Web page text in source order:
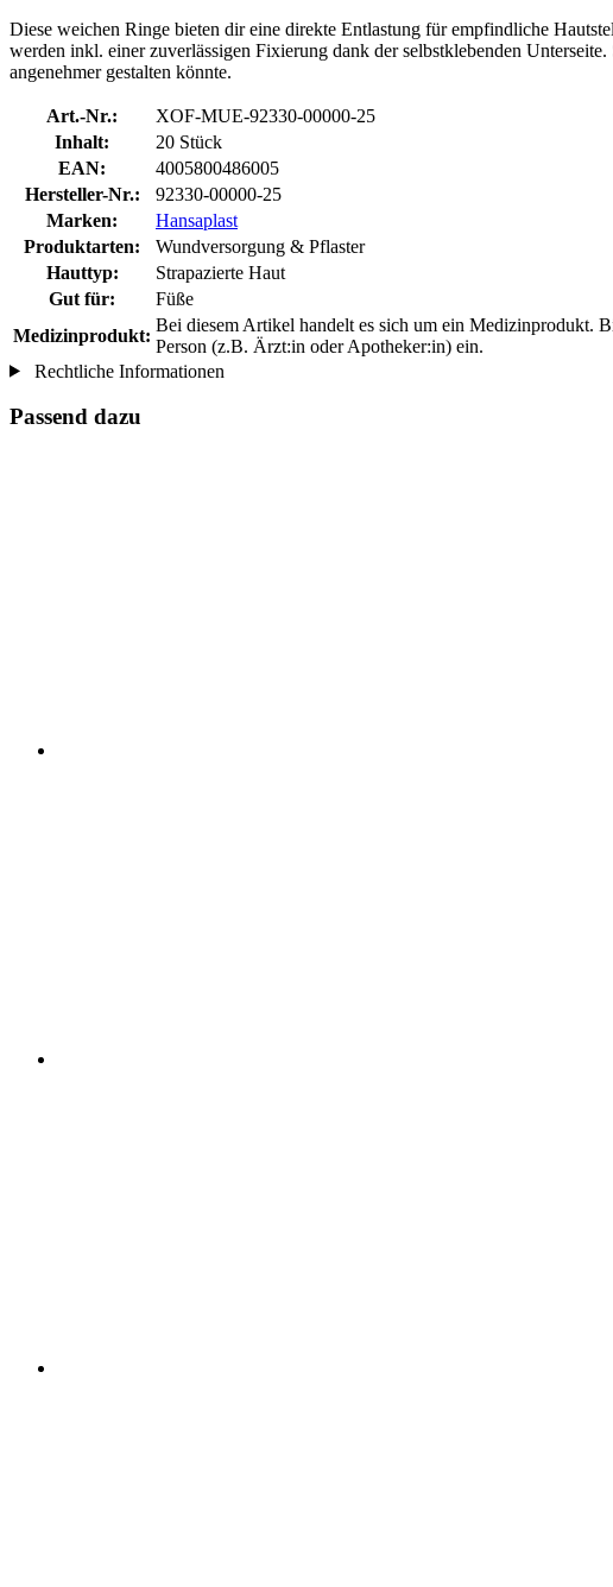
Diese weichen Ringe bieten dir eine direkte Entlastung für empfindliche
werden inkl. einer zuverlässigen Fixierung dank der selbstklebenden
angenehmer gestalten könnte.
Art.-Nr.:
XOF-MUE-92330-00000-25
Inhalt:
20 Stück
EAN:
4005800486005
Hersteller-Nr.:
92330-00000-25
Marken:
Hansaplast
Produktarten:
Wundversorgung & Pflaster
Hauttyp:
Strapazierte Haut
Gut für:
Füße
Medizinprodukt:
Bei diesem Artikel handelt es sich um ein Medizinprodukt.
Person (z.B. Ärzt:in oder Apotheker:in) ein.
Rechtliche Informationen
Passend dazu